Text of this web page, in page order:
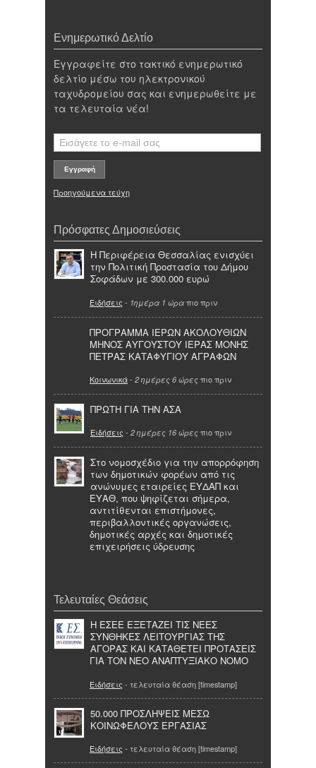
Ενημερωτικό Δελτίο
Εγγραφείτε στο τακτικό ενημερωτικό
δελτίο μέσω του ηλεκτρονικού
ταχυδρομείου σας και ενημερωθείτε με
τα τελευταία νέα!
Προηγούμενα τεύχη
Πρόσφατες Δημοσιεύσεις
Η Περιφέρεια Θεσσαλίας ενισχύει
την Πολιτική Προστασία του Δήμου
Σοφάδων με 300.000 ευρώ
Ειδήσεις - 1ημέρα 1 ώρα πιο πριν
ΠΡΟΓΡΑΜΜΑ ΙΕΡΩΝ ΑΚΟΛΟΥΘΙΩΝ
ΜΗΝΟΣ ΑΥΓΟΥΣΤΟΥ ΙΕΡΑΣ ΜΟΝΗΣ
ΠΕΤΡΑΣ ΚΑΤΑΦΥΓΙΟΥ ΑΓΡΑΦΩΝ
Κοινωνικά- 2 ημέρες 6 ώρες πιο πριν
ΠΡΩΤΗ ΓΙΑ ΤΗΝ ΑΣΑ
Ειδήσεις - 2 ημέρες 16 ώρες πιο πριν
Στο νομοσχέδιο για την απορρόφηση
των δημοτικών φορέων από τις
ανώνυμες εταιρείες ΕΥΔΑΠ και
ΕΥΑΘ, που ψηφίζεται σήμερα,
αντιτίθενται επιστήμονες,
περιβαλλοντικές οργανώσεις,
δημοτικές αρχές και δημοτικές
επιχειρήσεις ύδρευσης
Τελευταίες Θεάσεις
Η ΕΣΕΕ ΕΞΕΤΑΖΕΙ ΤΙΣ ΝΕΕΣ
ΣΥΝΘΗΚΕΣ ΛΕΙΤΟΥΡΓΙΑΣ ΤΗΣ
ΑΓΟΡΑΣ ΚΑΙ ΚΑΤΑΘΕΤΕΙ ΠΡΟΤΑΣΕΙΣ
ΓΙΑ ΤΟΝ ΝΕΟ ΑΝΑΠΤΥΞΙΑΚΟ ΝΟΜΟ
Ειδήσεις - τελευταία θέαση [timestamp]
50.000 ΠΡΟΣΛΗΨΕΙΣ ΜΕΣΩ
ΚΟΙΝΩΦΕΛΟΥΣ ΕΡΓΑΣΙΑΣ
Ειδήσεις - τελευταία θέαση [timestamp]